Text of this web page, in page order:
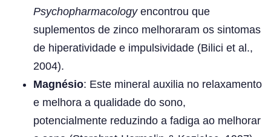
Psychopharmacologyencontrou que
suplementos de zinco melhoraram os sintomas
de hiperatividade e impulsividade (Bilici et al.,
2004).
Magnésio: Este mineral auxilia no relaxamento
e melhora a qualidade do sono,
potencialmente reduzindo a fadiga ao melhorar